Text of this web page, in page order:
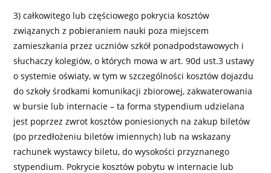
3) całkowitego lub częściowego pokrycia kosztów
związanych z pobieraniem nauki poza miejscem
zamieszkania przez uczniów szkół ponadpodstawowych i
słuchaczy kolegiów, o których mowa w art. 90d ust.3 ustawy
o systemie oświaty, w tym w szczególności kosztów dojazdu
do szkoły środkami komunikacji zbiorowej, zakwaterowania
w bursie lub internacie – ta forma stypendium udzielana
jest poprzez zwrot kosztów poniesionych na zakup biletów
(po przedłożeniu biletów imiennych) lub na wskazany
rachunek wystawcy biletu, do wysokości przyznanego
stypendium. Pokrycie kosztów pobytu w internacie lub